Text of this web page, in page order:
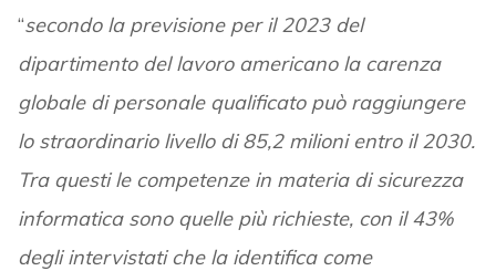
“secondo la previsione per il 2023 del
dipartimento del lavoro americano la carenza
globale di personale qualificato può raggiungere
lo straordinario livello di 85,2 milioni entro il 2030.
Tra questi le competenze in materia di sicurezza
informatica sono quelle più richieste, con il 43%
degli intervistati che la identifica come